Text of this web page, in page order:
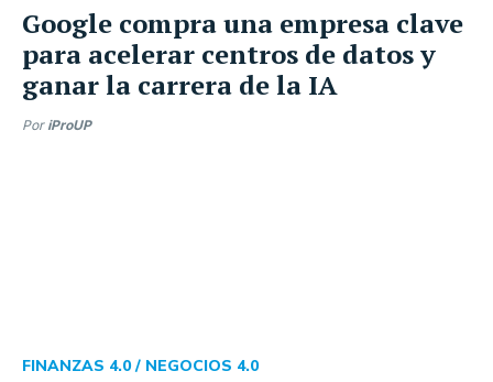
Google compra una empresa clave
para acelerar centros de datos y
ganar la carrera de la IA
Por iProUP
FINANZAS 4.0 / NEGOCIOS 4.0